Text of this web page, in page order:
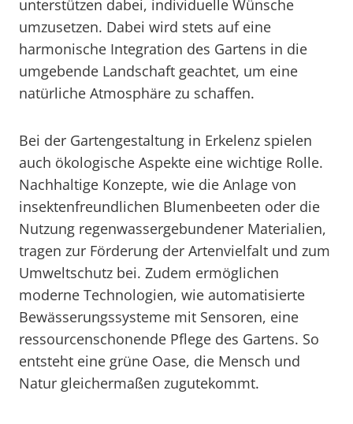
unterstützen dabei, individuelle Wünsche
umzusetzen. Dabei wird stets auf eine
harmonische Integration des Gartens in die
umgebende Landschaft geachtet, um eine
natürliche Atmosphäre zu schaffen.
Bei der Gartengestaltung in Erkelenz spielen
auch ökologische Aspekte eine wichtige Rolle.
Nachhaltige Konzepte, wie die Anlage von
insektenfreundlichen Blumenbeeten oder die
Nutzung regenwassergebundener Materialien,
tragen zur Förderung der Artenvielfalt und zum
Umweltschutz bei. Zudem ermöglichen
moderne Technologien, wie automatisierte
Bewässerungssysteme mit Sensoren, eine
ressourcenschonende Pflege des Gartens. So
entsteht eine grüne Oase, die Mensch und
Natur gleichermaßen zugutekommt.